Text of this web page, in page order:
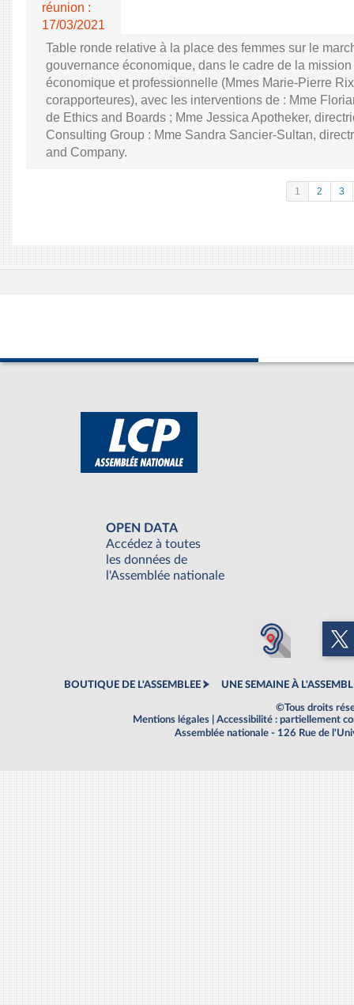
réunion :
17/03/2021
Table ronde relative à la place des femmes sur le
gouvernance économique, dans le cadre de la
économique et professionnelle (Mmes Marie-Pierre
corapporteures), avec les interventions de : Mme
de Ethics and Boards ; Mme Jessica Apotheker,
Consulting Group : Mme Sandra Sancier-Sultan,
and Company.
1 2 3
OPEN DATA
Accédez à toutes
les données de
l'Assemblée nationale
BOUTIQUE DE L'ASSEMBLEE UNE SEMAINE À
©Tous droits
Mentions légales
Accessibilité : partiellement
Assemblée nationale - 126 Rue de